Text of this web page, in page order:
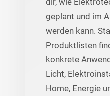
geplant und im
werden kann.
Produktlisten
konkrete
Licht,
Home, Energie